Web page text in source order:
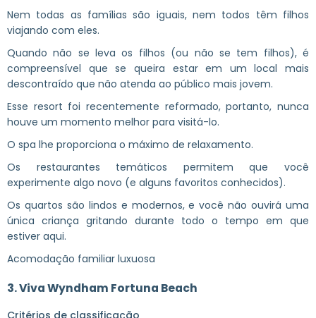
Nem todas as famílias são iguais, nem todos têm filhos
viajando com eles.
Quando não se leva os filhos (ou não se tem filhos), é
compreensível que se queira estar em um local mais
descontraído que não atenda ao público mais jovem.
Esse resort foi recentemente reformado, portanto, nunca
houve um momento melhor para visitá-lo.
O spa lhe proporciona o máximo de relaxamento.
Os restaurantes temáticos permitem que você
experimente algo novo (e alguns favoritos conhecidos).
Os quartos são lindos e modernos, e você não ouvirá uma
única criança gritando durante todo o tempo em que
estiver aqui.
Acomodação familiar luxuosa
3. Viva Wyndham Fortuna Beach
Critérios de classificação